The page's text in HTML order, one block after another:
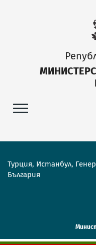
Турция, Истанбул,
България